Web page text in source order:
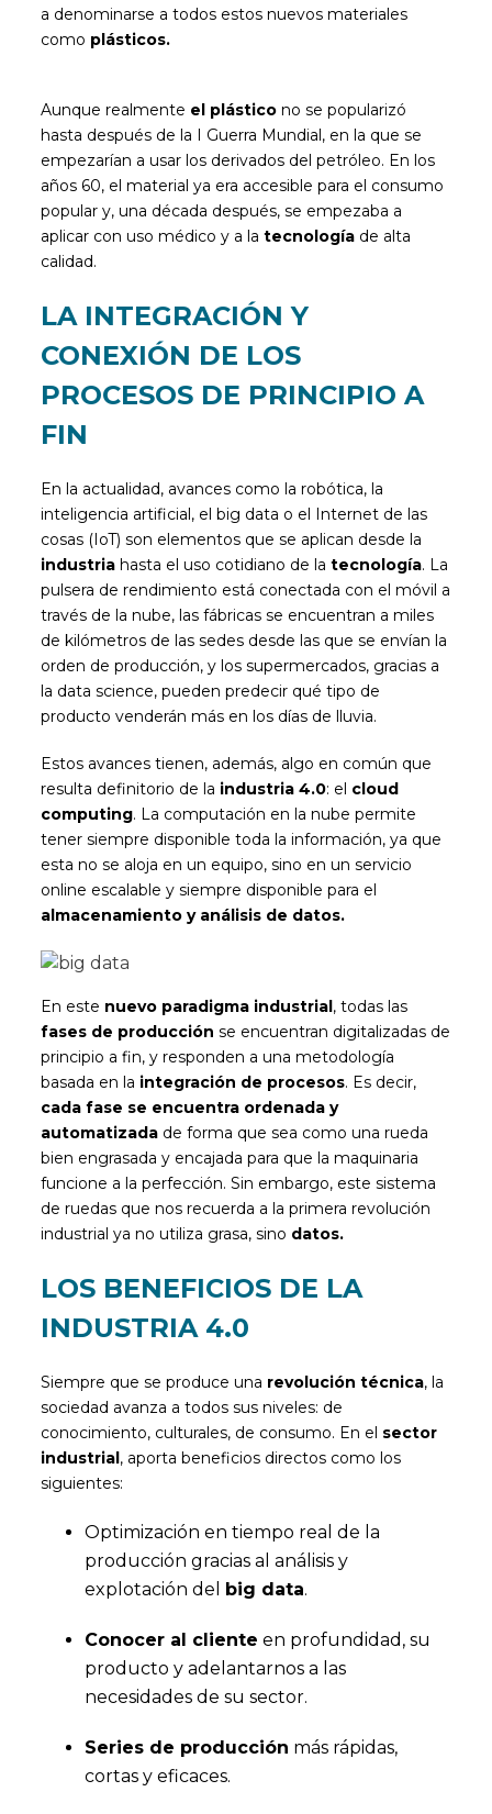
a denominarse a todos estos nuevos materiales
como plásticos.
Aunque realmente el plásticono se popularizó
hasta después de la I Guerra Mundial, en la que se
empezarían a usar los derivados del petróleo. En los
años 60, el material ya era accesible para el consumo
popular y, una década después, se empezaba a
aplicar con uso médico y a latecnología de alta
calidad.
LA INTEGRACIÓN Y
CONEXIÓN DE LOS
PROCESOS DE PRINCIPIO A
FIN
En la actualidad, avances como la robótica, la
inteligencia artificial, el big data o el Internet de las
cosas (IoT) son elementos que se aplican desde la
industria hasta el uso cotidiano de latecnología. La
pulsera de rendimiento está conectada con el móvil a
través de la nube, las fábricas se encuentran a miles
de kilómetros de las sedes desde las que se envían la
orden de producción, y los supermercados, gracias a
la data science, pueden predecir qué tipo de
producto venderán más en los días de lluvia.
Estos avances tienen, además, algo en común que
resulta definitorio de la industria 4.0: el cloud
computing. La computación en la nube permite
tener siempre disponible toda la información, ya que
esta no se aloja en un equipo, sino en un servicio
online escalable y siempre disponible para el
almacenamiento y análisis de datos.
En este nuevo paradigma industrial, todas las
fases de producción se encuentran digitalizadas de
principio a fin, y responden a una metodología
basada en la integración de procesos. Es decir,
cada fase se encuentra ordenada y
automatizada de forma que sea como una rueda
bien engrasada y encajada para que la maquinaria
funcione a la perfección. Sin embargo, este sistema
de ruedas que nos recuerda a la primera revolución
industrial ya no utiliza grasa, sino datos.
LOS BENEFICIOS DE LA
INDUSTRIA 4.0
Siempre que se produce una revolución técnica, la
sociedad avanza a todos sus niveles: de
conocimiento, culturales, de consumo. En el sector
industrial, aporta beneficios directos como los
siguientes:
Optimización en tiempo real de la
producción gracias al análisis y
explotación del big data.
Conocer al cliente en profundidad, su
producto y adelantarnos a las
necesidades de su sector.
Series de producción más rápidas,
cortas y eficaces.